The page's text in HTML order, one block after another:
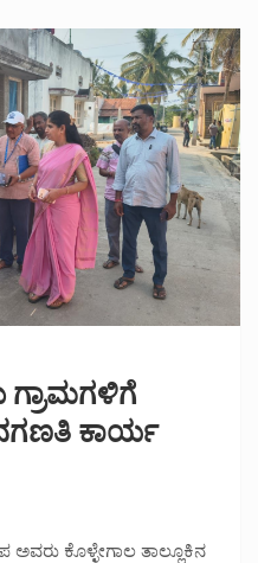
ಗ್ರಾಮಗಳಿಗೆ
ಕಾರ್ಯ
ಅವರು ಕೊಳ್ಳೇಗಾಲ ತಾಲ್ಲೂಕಿನ